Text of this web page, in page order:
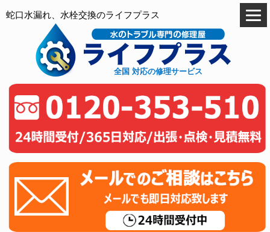
蛇口水漏れ、水栓交換のライフプラス
全国 対応の修理サービス